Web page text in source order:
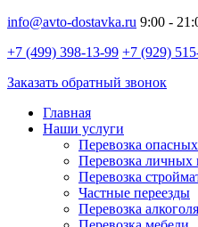
info@avto-dostavka.ru 9:00 -
+7 (499) 398-13-99 +7 (929)
Заказать обратный звонок
Главная
Наши услуги
Перевозка
Перевозка личных
Перевозка
Частные переезды
Перевозка алкоголя